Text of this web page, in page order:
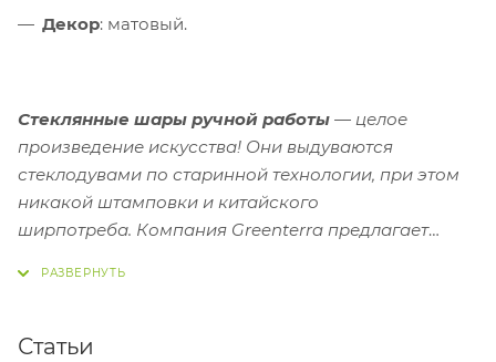
Декор: матовый.
Стеклянные шары ручной работы — целое
произведение искусства! Они выдуваются
стеклодувами по старинной технологии, при этом
никакой штамповки и китайского
ширпотреба. Компания Greenterra предлагает
Статьи